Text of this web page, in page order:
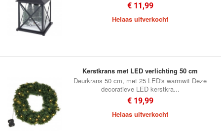
€ 11,99
Helaas uitverkocht
Kerstkrans met LED verlichting 50 cm
Deurkrans 50 cm, met 25 LED's warmwit Deze
decoratieve LED kerstkra...
€ 19,99
Helaas uitverkocht